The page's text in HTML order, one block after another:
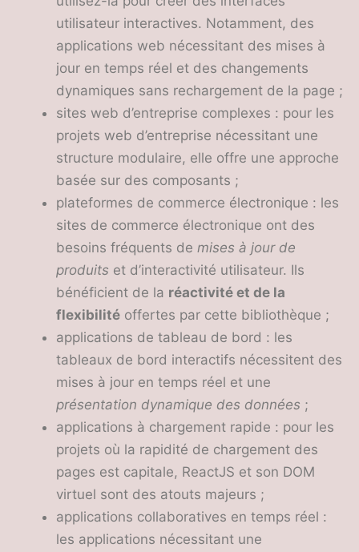
utilisateur interactives. Notamment, des
applications web nécessitant des mises à
jour en temps réel et des changements
dynamiques sans rechargement de la page ;
sites web d’entreprise complexes : pour les
projets web d’entreprise nécessitant une
structure modulaire, elle offre une approche
basée sur des composants ;
plateformes de commerce électronique : les
sites de commerce électronique ont des
besoins fréquents de mises à jour de
produits et d’interactivité utilisateur. Ils
bénéficient de la réactivité et de la
flexibilité offertes par cette bibliothèque ;
applications de tableau de bord : les
tableaux de bord interactifs nécessitent des
mises à jour en temps réel et une
présentation dynamique des données ;
applications à chargement rapide : pour les
projets où la rapidité de chargement des
pages est capitale, ReactJS et son DOM
virtuel sont des atouts majeurs ;
applications collaboratives en temps réel :
les applications nécessitant une